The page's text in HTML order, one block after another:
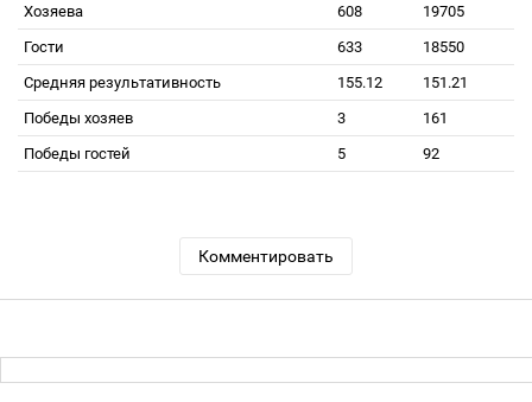
Хозяева
608
19705
Гости
633
18550
Средняя результативность
155.12
151.21
Победы хозяев
3
161
Победы гостей
5 92
Комментировать